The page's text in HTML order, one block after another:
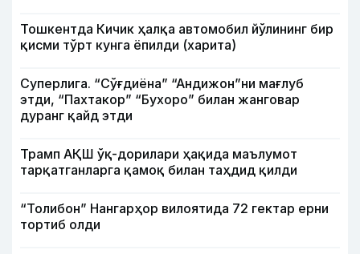
Тошкентда Кичик ҳалқа автомобил йўлининг бир
қисми тўрт кунга ёпилди (харита)
Суперлига. “Сўғдиёна” “Андижон”ни мағлуб
этди, “Пахтакор” “Бухоро” билан жанговар
дуранг қайд этди
Трамп АҚШ ўқ-дорилари ҳақида маълумот
тарқатганларга қамоқ билан таҳдид қилди
“Толибон” Нангарҳор вилоятида 72 гектар ерни
тортиб олди